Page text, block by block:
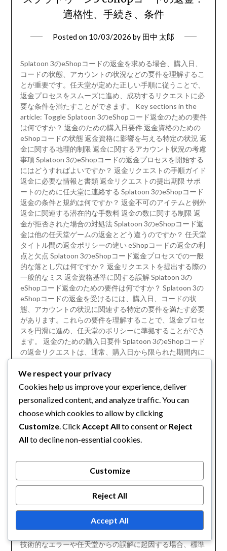
適格性、手続き、条件
Posted on 10/03/2026 by 田中 太郎
Splatoon 3のeShopコードの返金を求める場合、購入日、
コードの状態、アカウントの状況などの要件を理解するこ
とが重要です。任天堂が定めた正しい手順に従うことで、
返金プロセスをスムーズに進め、成功するリクエストに必
要な条件を満たすことができます。 Key sections in the
article: Toggle Splatoon 3のeShopコード返金のための要件
は何ですか？ 返金のための購入日要件 返金資格のための
eShopコードの状態 返金資格に影響を与える特定の状況 返
金に関する地理的制限 返金に関するアカウント状況の考慮
事項 Splatoon 3のeShopコードの返金プロセスを開始する
にはどうすればよいですか？ 返金リクエストの手順ガイド
返金に必要な情報と書類 返金リクエストの提出期限 サポ
ートのために任天堂に連絡する Splatoon 3のeShopコード
返金の条件と規約は何ですか？ 返金不可のアイテムと例外
返金に関連する潜在的な手数料 返金の数に関する制限 返
金が拒否された場合の対処法 Splatoon 3のeShopコード返
金は他の任天堂ゲームの返金とどう違うのですか？ 任天堂
タイトル間の返金ポリシーの違い eShopコードの返金の利
点と欠点 Splatoon 3のeShopコード返金プロセスでの一般
的な落とし穴は何ですか？ 返金リクエストを提出する際の
一般的なミス 返金資格基準に関する誤解 Splatoon 3の
eShopコード返金のための要件は何ですか？ Splatoon 3の
eShopコードの返金を受けるには、購入日、コードの状
態、アカウントの状況に関連する特定の要件を満たす必要
があります。これらの要件を理解することで、返金プロセ
スを円滑に進め、任天堂のポリシーに準拠することができ
ます。 返金のための購入日要件 Splatoon 3のeShopコード
の返金リクエストは、通常、購入日から限られた期間内に
30日ですが、地域のポリシーによって異なる場合がありま
す。 返金を開始するには、ユーザーは購入の正確な日付を
ります。レシートやデジタル確認書を保管しておくこと
が、このプロセスに役立ちます。 返金資格のためのeShop
コードの状態 eShopコードの状態は、返金資格を決定する
上で重要な役割を果たします。引き換え済みまたは部分的
必要があります。コードが損傷している場合や改ざんされ
ている場合、返金の対象外となる可能性があります。 返金
の返金資格に影響を与える特定の特別な状況があります。
たとえば、コードがプロモーションバンドルの一部として
購入された場合や特別なイベント中に購入された場合、異
技術的なエラーや任天堂からの誤解に起因する場合、標準
We respect your privacy
Cookies help us improve your experience, deliver
personalized content, and analyze traffic. You can
choose which cookies to allow by clicking
Customize . Click Accept All to consent or Reject
All to decline non-essential cookies.
Customize
Reject All
Accept All